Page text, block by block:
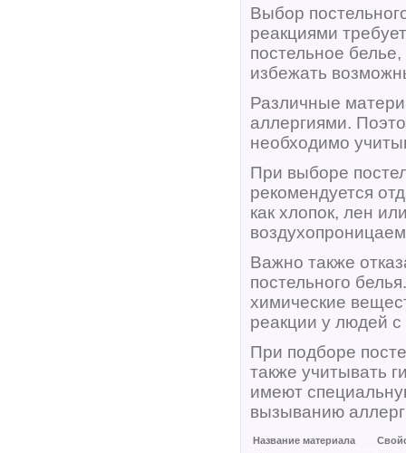
Выбор
реакциями
постельное
избежать
Различные
аллергиями.
необходимо
При выборе
рекомендуется
как хлопок, лен
Важно также
постельного
химические
реакции у людей с
При подборе
также учитывать
имеют
вызыванию
Название материала